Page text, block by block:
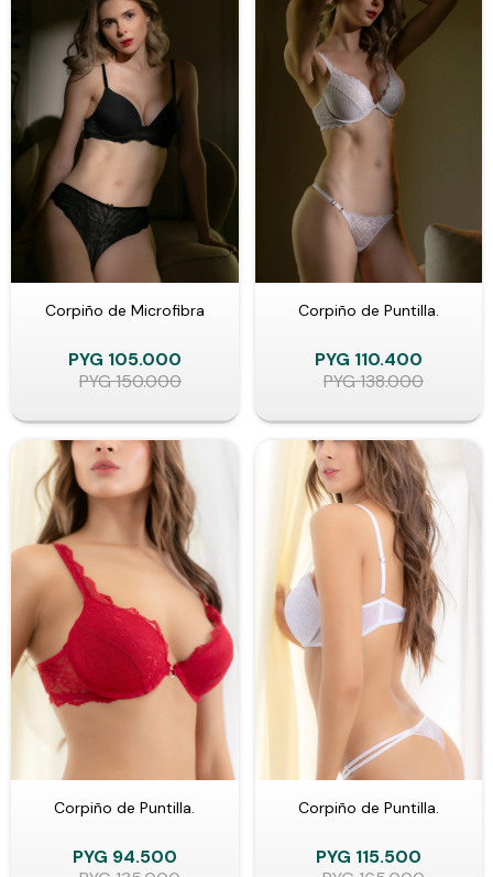
Corpiño de Microfibra
PYG 105.000
PYG150.000
Corpiño de Puntilla.
PYG 110.400
PYG138.000
Corpiño de Puntilla.
PYG 94.500
Corpiño de Puntilla.
PYG 115.500